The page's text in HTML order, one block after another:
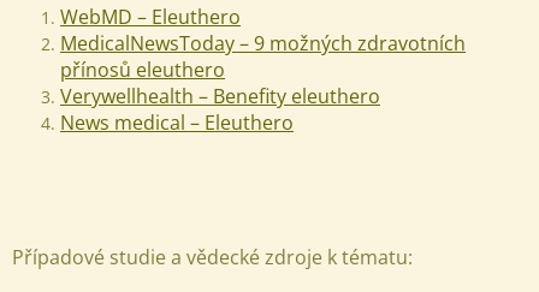
WebMD – Eleuthero
MedicalNewsToday – 9 možných zdravotních
přínosů eleuthero
Verywellhealth – Benefity eleuthero
News medical – Eleuthero
Případové studie a vědecké zdroje k tématu: